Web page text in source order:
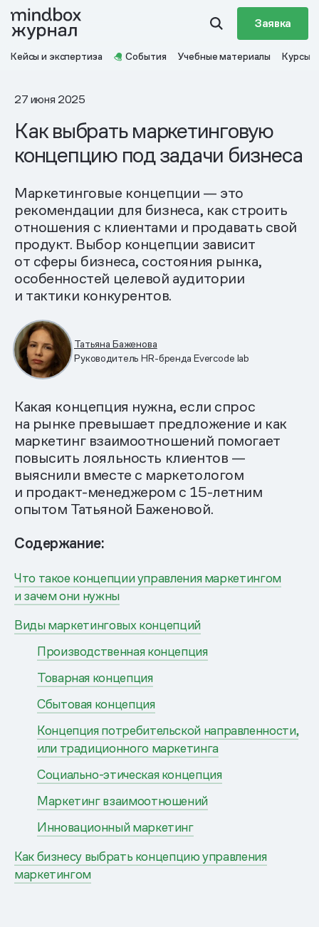
Заявка
Кейсы и экспертиза События Учебные материалы Курсы
27 июня 2025
Как выбрать маркетинговую
концепцию под задачи бизнеса
Маркетинговые концепции — это
рекомендации для бизнеса, как строить
отношения с клиентами и продавать свой
продукт. Выбор концепции зависит
от сферы бизнеса, состояния рынка,
особенностей целевой аудитории
и тактики конкурентов.
Татьяна Баженова
Руководитель HR-бренда Evercode lab
Какая концепция нужна, если спрос
на рынке превышает предложение и как
маркетинг взаимоотношений помогает
повысить лояльность клиентов —
выяснили вместе с маркетологом
и продакт-менеджером с 15-летним
опытом Татьяной Баженовой.
Содержание:
Что такое концепции управления маркетингом
и зачем они нужны
Виды маркетинговых концепций
Производственная концепция
Товарная концепция
Сбытовая концепция
Концепция потребительской направленности,
или традиционного маркетинга
Социально-этическая концепция
Маркетинг взаимоотношений
Инновационный маркетинг
Как бизнесу выбрать концепцию управления
маркетингом